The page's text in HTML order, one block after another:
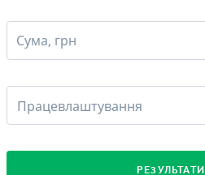
Сума, грн
Працевлаштування
РЕЗУЛЬТАТИ